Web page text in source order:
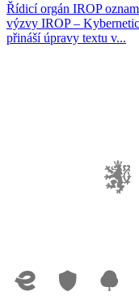
Řídicí orgán IROP
výzvy IROP –
přináší úpravy textu v...